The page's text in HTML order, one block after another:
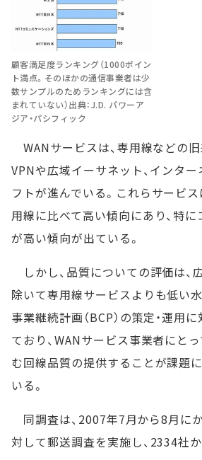
顧客満足度ランキング（1000ポイン
ト満点。そのほかの通信事業者は少
数サンプルのためランキングには含
まれていない）出典：J.D. パワーア
ジア・パシフィック
WANサービスは、専用線などの
VPNや広域イーサネット、インタ
フトが進んでいる。これらサービ
用線に比べて高い傾向にあり、特
が高い傾向が出ている。
しかし、品質についての評価は、
除いて専用線サービスよりも低い
事業継続計画（BCP）の策定・運用
ており、WANサービス事業者にと
む回線品質の提供することが課題
いる。
同調査は、2007年7月から8月に
対して郵送調査を実施し、2334社